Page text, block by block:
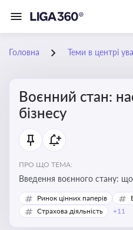
Головна Теми в центрі
Воєнний стан:
бізнесу
ПРО ЩО ТЕМА:
Введення воєнного стану: що
Ринок цінних паперів
Страхова діяльність
+11